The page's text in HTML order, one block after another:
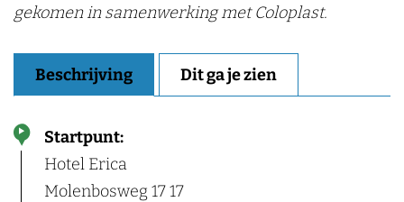
gekomen in samenwerking met Coloplast.
Beschrijving Dit ga je zien
Startpunt:
Hotel Erica
Molenbosweg 17 17